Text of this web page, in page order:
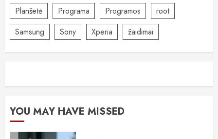
Planšetė
Programa Programos
root
Samsung
Sony Xperia žaidimai
YOU MAY HAVE MISSED